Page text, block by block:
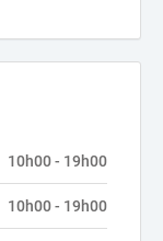
10h00 - 19h00
10h00 - 19h00